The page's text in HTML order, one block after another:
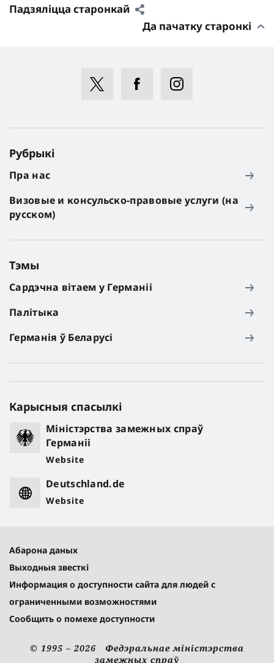
Падзяліцца старонкай
Да пачатку старонкі
Рубрыкі
Пра нас
Визовые и консульско-правовые услуги (на
русском)
Тэмы
Сардэчна вітаем у Германіі
Палітыка
Германія ў Беларусі
Карысныя спасылкі
Міністэрства замежных спраў
Германіі
Website
Deutschland.de
Website
Абарона даных
Выходныя звесткі
Информация о доступности сайта для людей с
ограниченными возможностями
Сообщить о помехе доступности
© 1995 – 2026 Федэральнае міністэрства
замежных спраў